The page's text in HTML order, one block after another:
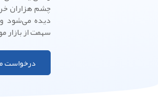
چشم هزاران
دیده می‌شود و
سهمت از بازار
درخواست